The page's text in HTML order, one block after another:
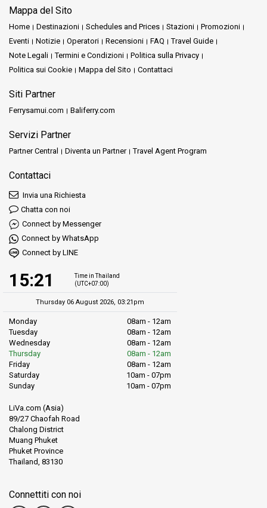
Mappa del Sito
Home Destinazioni Schedules and Prices Stazioni
Promozioni
Eventi
Notizie Operatori Recensioni FAQ
Travel Guide
Note Legali
Termini e Condizioni
Politica sulla Privacy
Politica sui Cookie
Mappa del Sito Contattaci
Siti Partner
Ferrysamui.com Baliferry.com
Servizi Partner
Partner Central Diventa un Partner Travel Agent Program
Contattaci
Invia una Richiesta
Chatta con noi
Connect by Messenger
Connect by WhatsApp
Connect by LINE
15:21
Time in Thailand
(UTC+07:00)
Thursday 06 August 2026, 03:21pm
Monday
08am - 12am
Tuesday
08am - 12am
Wednesday
08am - 12am
Thursday
08am - 12am
Friday
08am - 12am
Saturday
10am - 07pm
Sunday
10am - 07pm
LiVa.com (Asia)
89/27 Chaofah Road
Chalong District
Muang Phuket
Phuket Province
Thailand, 83130
Connettiti con noi